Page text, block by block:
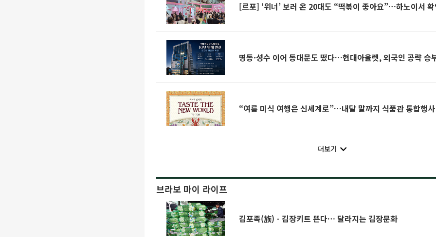
[르포] ‘위너’ 보러 온 20대도 “떡볶이 좋아요”…하노이서
명동·성수 이어 동대문도 떴다…현대아울렛, 외국인 공략 승
“여름 미식 여행은 신세계로”…내달 말까지 식품관 통합행사
더보기
브라보 마이 라이프
김포족(族)ㆍ김장키트 뜬다… 달라지는 김장문화